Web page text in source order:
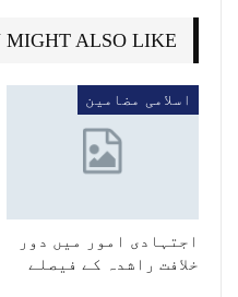
MIGHT ALSO LIKE
اسلامی مضامین
اجتہادی امور میں دور
خلافت راشدہ کے فیصلے